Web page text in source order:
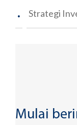
. Strategi
Mulai